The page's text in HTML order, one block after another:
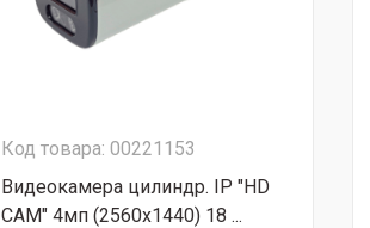
Код товара: 00221153
Видеокамера цилиндр. IP "HD
CAM" 4мп (2560х1440) 18 ...